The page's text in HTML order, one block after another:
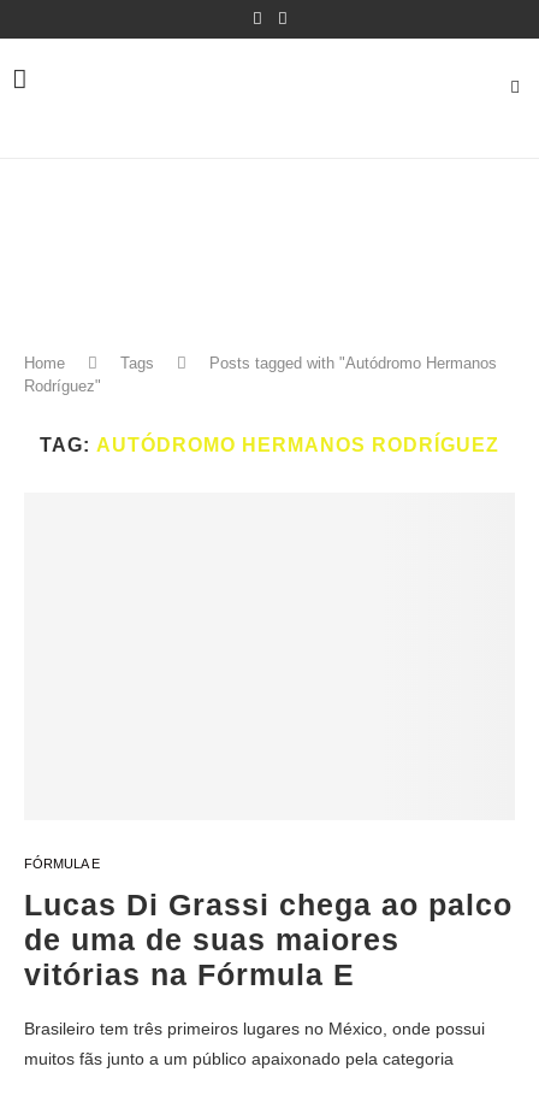
Home Tags
Posts tagged with "Autódromo Hermanos
Rodríguez"
TAG: AUTÓDROMO HERMANOS RODRÍGUEZ
FÓRMULA E
Lucas Di Grassi chega ao palco
de uma de suas maiores
vitórias na Fórmula E
Brasileiro tem três primeiros lugares no México, onde possui
muitos fãs junto a um público apaixonado pela categoria